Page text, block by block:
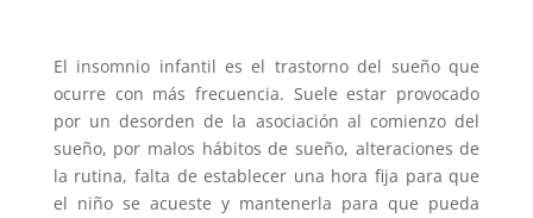
El insomnio infantil es el trastorno del sueño que
ocurre con más frecuencia. Suele estar provocado
por un desorden de la asociación al comienzo del
sueño, por malos hábitos de sueño, alteraciones de
la rutina, falta de establecer una hora fija para que
el niño se acueste y mantenerla para que pueda